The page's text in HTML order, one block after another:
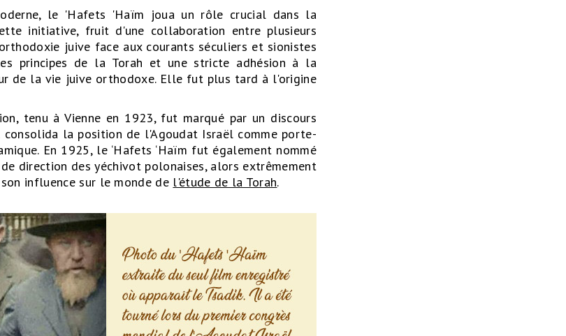
le 'Hafets 'Haïm joua un rôle crucial dans la
initiative, fruit d'une collaboration entre plusieurs
juive face aux courants séculiers et sionistes
principes de la Torah et une stricte adhésion à la
de la vie juive orthodoxe. Elle fut plus tard à l'origine
tenu à Vienne en 1923, fut marqué par un discours
la position de l'Agoudat Israël comme porte-
En 1925, le ‘Hafets ‘Haïm fut également nommé
direction des yéchivot polonaises, alors extrêmement
influence sur le monde de l'étude de la Torah.